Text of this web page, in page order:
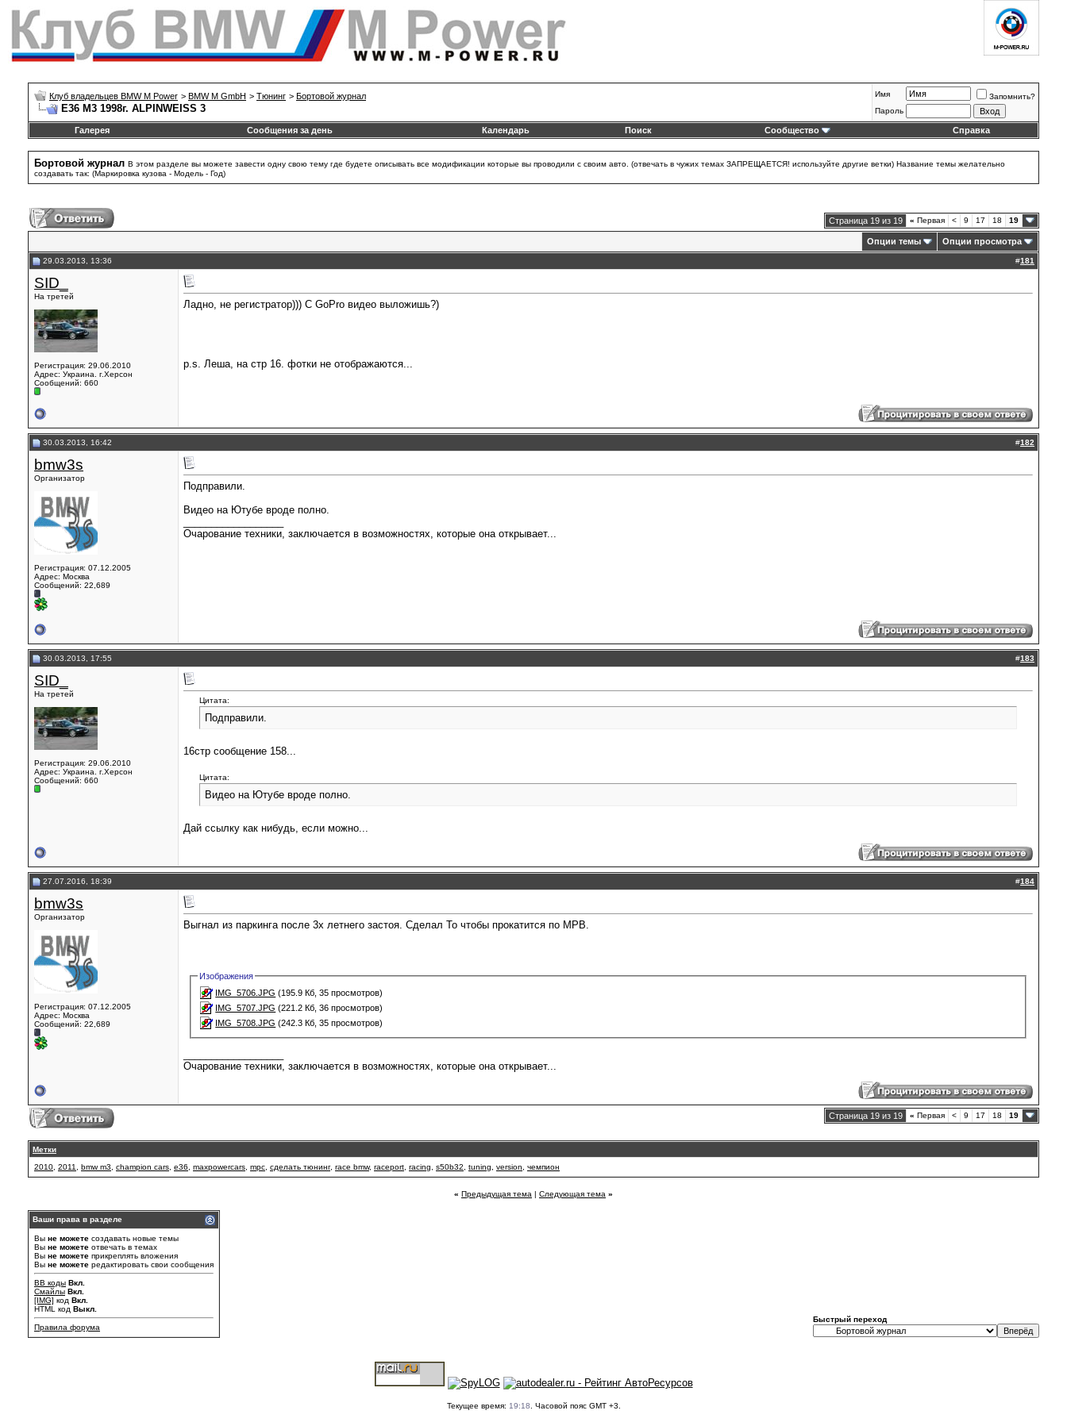
Клуб владельцев BMW M Power > BMW M GmbH > Тюнинг > Бортовой журнал
E36 M3 1998г. ALPINWEISS 3
Имя
Запомнить?
Пароль
Галерея Сообщения за день Календарь Поиск Сообщество Справка
Бортовой журнал В этом разделе вы можете завести одну свою тему где будете описывать все модификации которые вы проводили с своим авто. (отвечать в чужих темах ЗАПРЕЩАЕТСЯ! используйте другие ветки) Название темы желательно
создавать так: (Маркировка кузова - Модель - Год)
Страница 19 из 19 « Первая < 9 17 18 19
Опции темы Опции просмотра
29.03.2013, 13:36 #181
SID_
На третей
Регистрация: 29.06.2010
Адрес: Украина. г.Херсон
Сообщений: 660
Ладно, не регистратор))) С GoPro видео выложишь?)
p.s. Леша, на стр 16. фотки не отображаются...
30.03.2013, 16:42 #182
bmw3s
Организатор
Регистрация: 07.12.2005
Адрес: Москва
Сообщений: 22,689
Подправили.
Видео на Ютубе вроде полно.
Очарование техники, заключается в возможностях, которые она открывает...
30.03.2013, 17:55 #183
SID_
На третей
Регистрация: 29.06.2010
Адрес: Украина. г.Херсон
Сообщений: 660
Цитата:
Подправили.
16стр сообщение 158...
Цитата:
Видео на Ютубе вроде полно.
Дай ссылку как нибудь, если можно...
27.07.2016, 18:39 #184
bmw3s
Организатор
Регистрация: 07.12.2005
Адрес: Москва
Сообщений: 22,689
Выгнал из паркинга после 3х летнего застоя. Сделал То чтобы прокатится по МРВ.
Изображения
IMG_5706.JPG (195.9 Кб, 35 просмотров)
IMG_5707.JPG (221.2 Кб, 36 просмотров)
IMG_5708.JPG (242.3 Кб, 35 просмотров)
Очарование техники, заключается в возможностях, которые она открывает...
Страница 19 из 19 « Первая < 9 17 18 19
Метки
2010 2011 bmw m3 champion cars e36 maxpowercars mpc сделать тюнинг, race bmw, raceport racing s50b32 tuning version чемпион
« Предыдущая тема | Следующая тема »
Ваши права в разделе
Вы не можете создавать новые темы
Вы не можете отвечать в темах
Вы не можете прикреплять вложения
Вы не можете редактировать свои сообщения
BB коды Вкл.
Смайлы Вкл.
[IMG] код Вкл.
HTML код Выкл.
Правила форума
Быстрый переход
Текущее время: 19:18 . Часовой пояс GMT +3.